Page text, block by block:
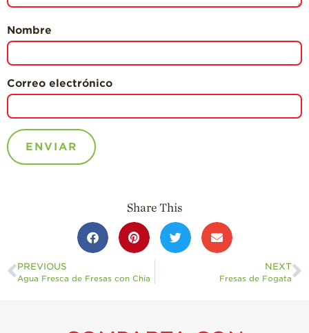
Nombre
Correo electrónico
Share This
PREVIOUS
Agua Fresca de Fresas con Chia
NEXT
Fresas de Fogata